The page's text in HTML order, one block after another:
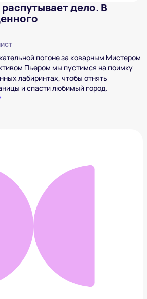
дело. В
погоне за коварным Мистером
Пьером мы пустимся на поимку
лабиринтах, чтобы отнять
и спасти любимый город.
рулят! Как смотреть на картины
вместе с детьми
983 ₽
Добавить в вишлист